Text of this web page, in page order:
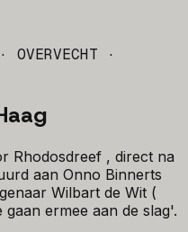
OVERVECHT ·
Rhodosdreef , direct na
aan Onno Binnerts
Wilbart de Wit (
ermee aan de slag'.